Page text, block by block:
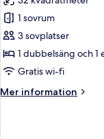
Tvåbäddsrum
Deluxe
(Road
View)
1 sovrum
3 sovplatser
1 dubbelsäng och 1
Gratis wi-fi
Mer information
Mer